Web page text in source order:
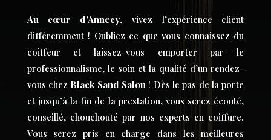
Au cœur d’Annecy, vivez l’expérience client
différemment ! Oubliez ce que vous connaissez du
coiffeur et laissez-vous emporter par le
professionnalisme, le soin et la qualité d’un rendez-
vous chez Black Sand Salon ! Dès le pas de la porte
et jusqu’à la fin de la prestation, vous serez écouté,
conseillé, chouchouté par nos experts en coiffure.
Vous serez pris en charge dans les meilleures